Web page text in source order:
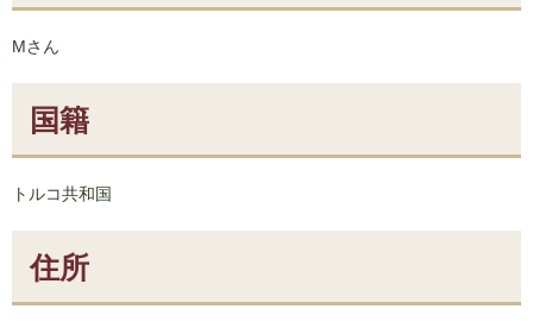
Mさん
国籍
トルコ共和国
住所